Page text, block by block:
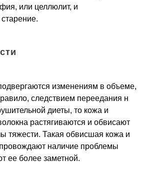
или целлюлит, и
изменениям в объеме,
следствием переедания н
диеты, то кожа и
растягиваются и обвисают
тяжести. Такая обвисшая кожа и
наличие проблемы
ее более заметной.